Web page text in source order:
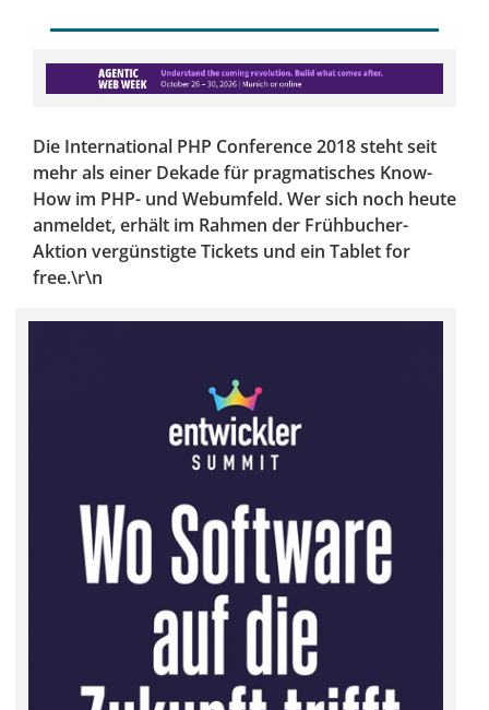
Die International PHP Conference 2018 steht seit
mehr als einer Dekade für pragmatisches Know-
How im PHP- und Webumfeld. Wer sich noch heute
anmeldet, erhält im Rahmen der Frühbucher-
Aktion vergünstigte Tickets und ein Tablet for
free.\r\n